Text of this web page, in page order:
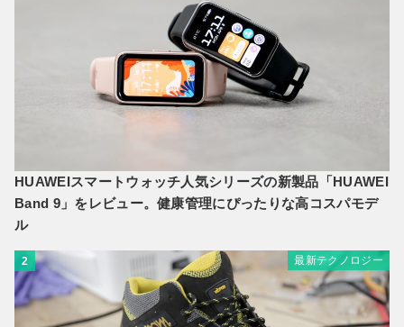
HUAWEIスマートウォッチ人気シリーズの新製品「HUAWEI
Band 9」をレビュー。健康管理にぴったりな高コスパモデ
ル
2 最新テクノロジー